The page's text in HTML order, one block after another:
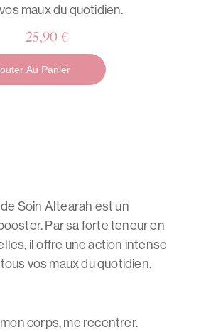
maux du quotidien.
25,90 €
Au Panier
Soin Altearah est un
Par sa forte teneur en
il offre une action intense
vos maux du quotidien.
corps, me recentrer.